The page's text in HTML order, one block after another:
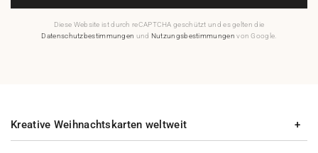
Diese Website ist durch reCAPTCHA geschützt und es gelten die
Datenschutzbestimmungen und Nutzungsbestimmungen von Google.
Kreative Weihnachtskarten weltweit